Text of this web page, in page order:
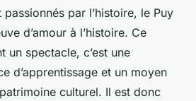
par l’histoire, le Puy
d’amour à l’histoire. Ce
un spectacle, c’est une
d’apprentissage et un moyen
culturel. Il est donc